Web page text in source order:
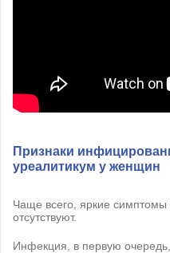
Признаки
уреалитикум у женщин
Чаще всего, яркие симптомы
отсутствуют.
Инфекция, в первую